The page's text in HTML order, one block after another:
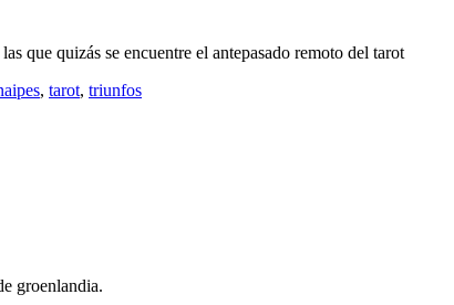
que quizás se encuentre el antepasado remoto del tarot
, tarot, triunfos
groenlandia.